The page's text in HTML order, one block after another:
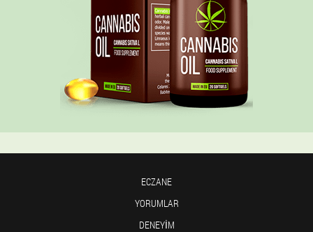
ECZANE
YORUMLAR
DENEYIM